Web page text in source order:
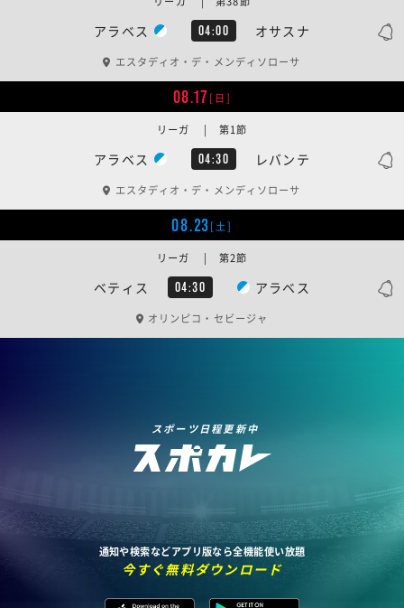
アラベス 04:00 オサスナ
エスタディオ・デ・メンディソローサ
08.17[日]
アラベス 04:30 レバンテ
リーガ | 第1節
エスタディオ・デ・メンディソローサ
08.23[土]
ベティス 04:30 アラベス
リーガ | 第2節
オリンピコ・セビージャ
スポーツ日程更新中
通知や検索などアプリ版なら全機能使い放題
今すぐ無料ダウンロード